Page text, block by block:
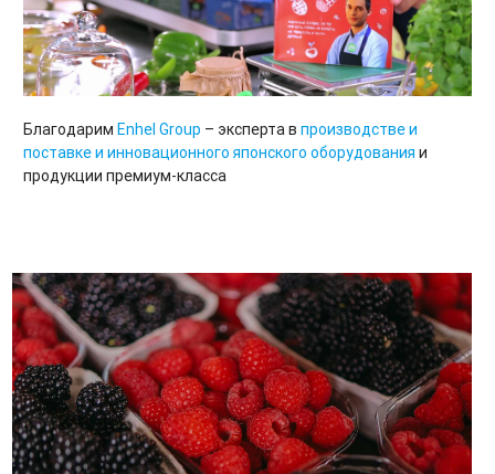
Благодарим Enhel Group – эксперта в производстве и
поставке и инновационного японского оборудования и
продукции премиум-класса